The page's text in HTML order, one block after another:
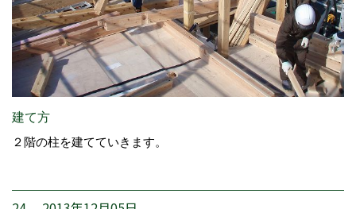
建て方
２階の柱を建てていきます。